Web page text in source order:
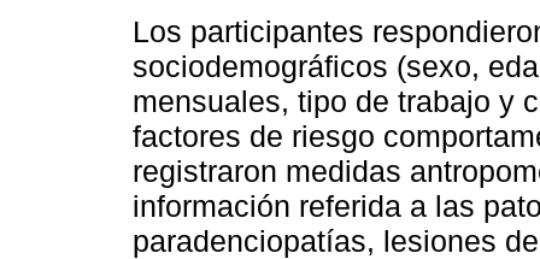
Los participantes
sociodemográficos (sexo,
mensuales, tipo de trabajo y
factores de riesgo
registraron medidas
información referida a las
paradenciopatías, lesiones